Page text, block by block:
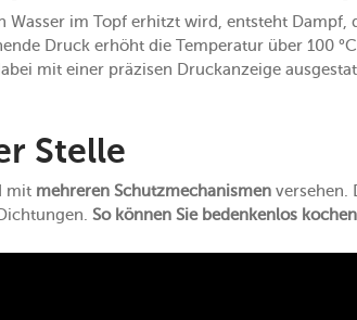
Wasser im Topf erhitzt wird, entsteht Dampf,
Druck erhöht die Temperatur über 100
mit einer präzisen Druckanzeige
Stelle
mit mehreren Schutzmechanismen versehen.
So können Sie bedenkenlos kochen